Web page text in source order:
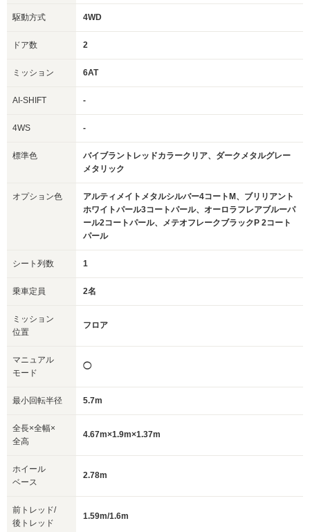
駆動方式 4WD
ドア数 2
ミッション 6AT
AI-SHIFT -
4WS -
標準色
バイブラントレッドカラークリア、ダークメタルグレー
メタリック
オプション色
アルティメイトメタルシルバー4コートM、ブリリアント
ホワイトパール3コートパール、オーロラフレアブルーパ
ール2コートパール、メテオフレークブラックP 2コート
パール
シート列数 1
乗車定員 2名
ミッション
位置
フロア
マニュアル
モード
◯
最小回転半径 5.7m
全長×全幅×
全高
4.67m×1.9m×1.37m
ホイール
ベース
2.78m
前トレッド/
後トレッド
1.59m/1.6m